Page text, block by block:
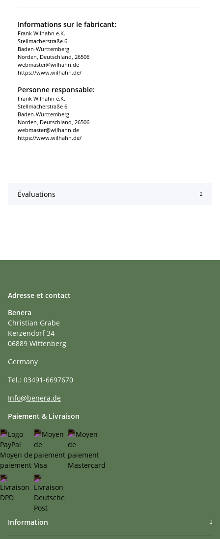
Informations sur le fabricant:
Frank Wilhahn e.K.
Stellmacherstraße 6
Baden-Württemberg
Norden, Deutschland, 26506
webmaster@wilhahn.de
https://www.wilhahn.de/
Personne responsable:
Frank Wilhahn e.K.
Stellmacherstraße 6
Baden-Württemberg
Norden, Deutschland, 26506
webmaster@wilhahn.de
https://www.wilhahn.de/
Évaluations
Adresse et contact
Benera
Christian Grabe
Kerzendorf 34
06889 Wittenberg
Germany
Tel.: 03491-6697670
Info@benera.de
Paiement & Livraison
Information